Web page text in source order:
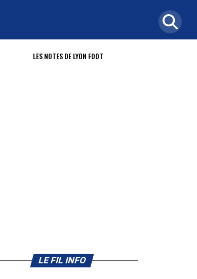
LES NOTES DE LYON FOOT
LE FIL INFO